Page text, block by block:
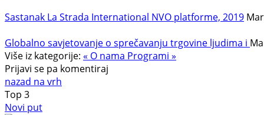
Sastanak La Strada International NVO platforme, 2019
Globalno savjetovanje o sprečavanju trgovine ljudima i
Više iz kategorije: « O nama Programi »
Prijavi se pa komentiraj
nazad na vrh
Top 3
Novi put